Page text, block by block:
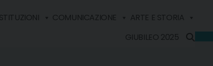
COMUNICAZIONE
ARTE E STORIA
GIUBILEO 2025